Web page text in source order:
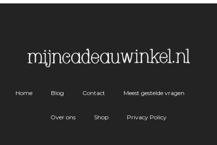
Home Blog Contact Meest gestelde vragen
Over ons Shop Privacy Policy